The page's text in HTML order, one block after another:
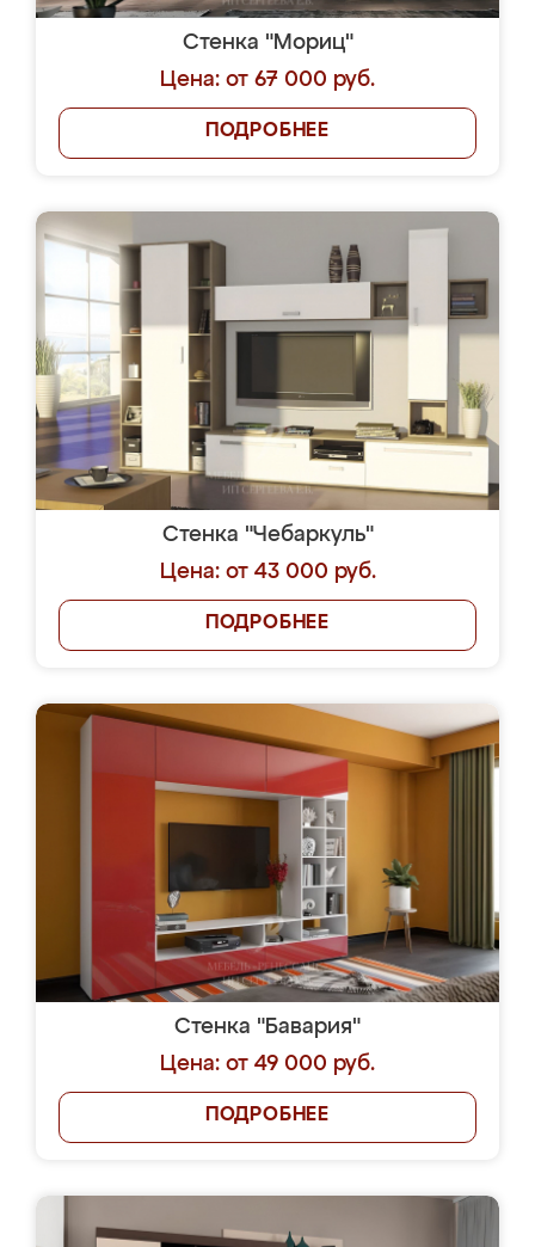
Стенка "Мориц"
Цена: от 67 000 руб.
ПОДРОБНЕЕ
Стенка "Чебаркуль"
Цена: от 43 000 руб.
ПОДРОБНЕЕ
Стенка "Бавария"
Цена: от 49 000 руб.
ПОДРОБНЕЕ